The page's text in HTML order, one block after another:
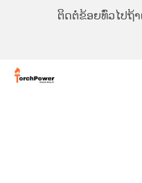
ຕິດຕໍ່ຂ້ອຍທົ່ວໄປ